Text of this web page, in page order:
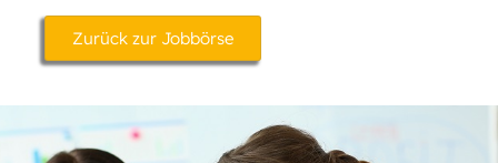
Zurück zur Jobbörse